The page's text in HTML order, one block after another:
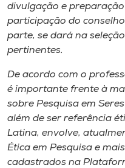
divulgação e
participação do
parte, se dará na
pertinentes.
De acordo com o
é importante frente à
sobre Pesquisa em
além de ser referência
Latina, envolve,
Ética em Pesquisa e
cadastrados na